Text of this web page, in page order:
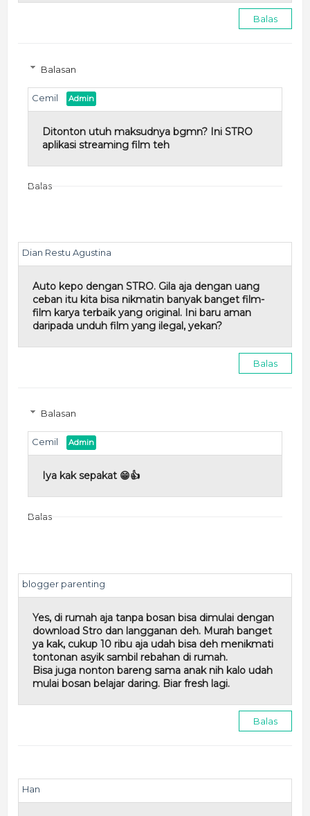
Balas
Balasan
Cemil
Ditonton utuh maksudnya bgmn? Ini STRO
aplikasi streaming film teh
Balas
Dian Restu Agustina
Auto kepo dengan STRO. Gila aja dengan uang
ceban itu kita bisa nikmatin banyak banget film-
film karya terbaik yang original. Ini baru aman
daripada unduh film yang ilegal, yekan?
Balas
Balasan
Cemil
Iya kak sepakat 😁👍
Balas
blogger parenting
Yes, di rumah aja tanpa bosan bisa dimulai dengan
download Stro dan langganan deh. Murah banget
ya kak, cukup 10 ribu aja udah bisa deh menikmati
tontonan asyik sambil rebahan di rumah.
Bisa juga nonton bareng sama anak nih kalo udah
mulai bosan belajar daring. Biar fresh lagi.
Balas
Han